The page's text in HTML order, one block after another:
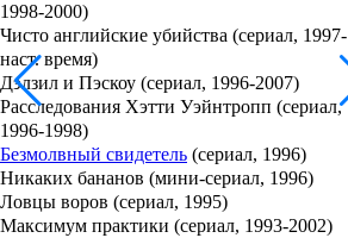
1998-2000)
Чисто английские убийства (сериал, 1997-
наст. время)
Дэлзил и Пэскоу (сериал, 1996-2007)
Расследования Хэтти Уэйнтропп (сериал,
1996-1998)
Безмолвный свидетель (сериал, 1996)
Никаких бананов (мини-сериал, 1996)
Ловцы воров (сериал, 1995)
Максимум практики (сериал, 1993-2002)